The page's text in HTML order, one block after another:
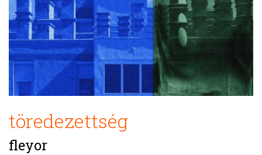
töredezettség
fleyor